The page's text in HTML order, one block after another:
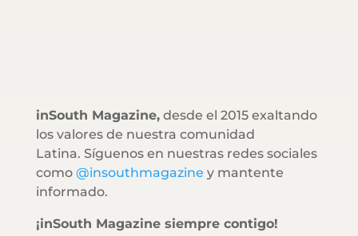
inSouth Magazine,desde el 2015 exaltando
los valores de nuestra comunidad
Latina. Síguenos en nuestras redes sociales
como @insouthmagazine y mantente
informado.
¡inSouth Magazine siempre contigo!